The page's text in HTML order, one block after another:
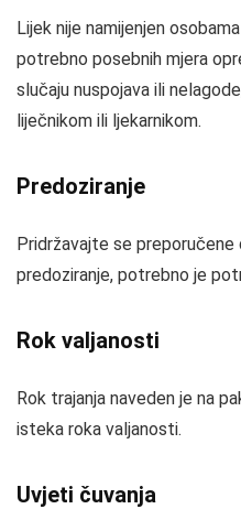
Lijek nije namijenjen
potrebno posebnih mjera
slučaju nuspojava ili
liječnikom ili ljekarnikom.
Predoziranje
Pridržavajte se preporučene
predoziranje, potrebno je
Rok valjanosti
Rok trajanja naveden je na
isteka roka valjanosti.
Uvjeti čuvanja